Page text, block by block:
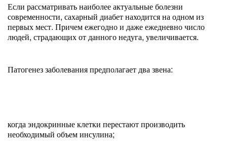
Если рассматривать наиболее актуальные болезни
современности, сахарный диабет находится на одном из
первых мест. Причем ежегодно и даже ежедневно число
людей, страдающих от данного недуга, увеличивается.
Патогенез заболевания предполагает два звена:
когда эндокринные клетки перестают производить
необходимый объем инсулина;